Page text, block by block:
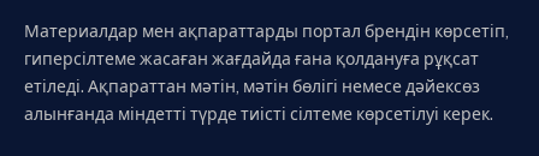
Материалдар мен ақпараттарды портал брендін көрсетіп,
гиперсілтеме жасаған жағдайда ғана қолдануға рұқсат
етіледі. Ақпараттан мәтін, мәтін бөлігі немесе дәйексөз
алынғанда міндетті түрде тиісті сілтеме көрсетілуі керек.